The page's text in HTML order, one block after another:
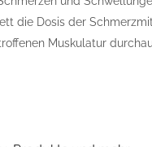
die Dosis der
Muskulatur